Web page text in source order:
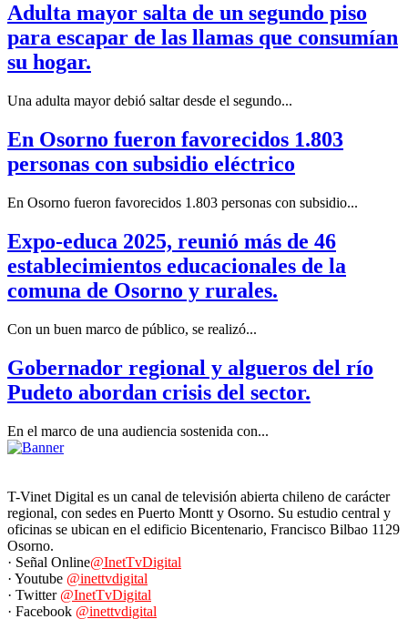
Adulta mayor salta de un segundo piso
para escapar de las llamas que consumían
su hogar.
Una adulta mayor debió saltar desde el segundo...
En Osorno fueron favorecidos 1.803
personas con subsidio eléctrico
En Osorno fueron favorecidos 1.803 personas con subsidio...
Expo-educa 2025, reunió más de 46
establecimientos educacionales de la
comuna de Osorno y rurales.
Con un buen marco de público, se realizó...
Gobernador regional y algueros del río
Pudeto abordan crisis del sector.
En el marco de una audiencia sostenida con...
T-Vinet Digital es un canal de televisión abierta chileno de carácter
regional, con sedes en Puerto Montt y Osorno. Su estudio central y
oficinas se ubican en el edificio Bicentenario, Francisco Bilbao 1129
Osorno.
· Señal Online@InetTvDigital
· Youtube @inettvdigital
· Twitter @InetTvDigital
· Facebook @inettvdigital